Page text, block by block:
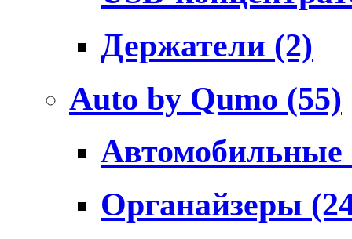
Держатели (2)
Auto by Qumo (55)
Органайзеры